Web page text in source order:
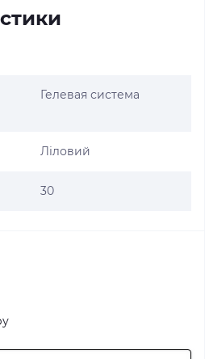
Гелевая система
Ліловий
30